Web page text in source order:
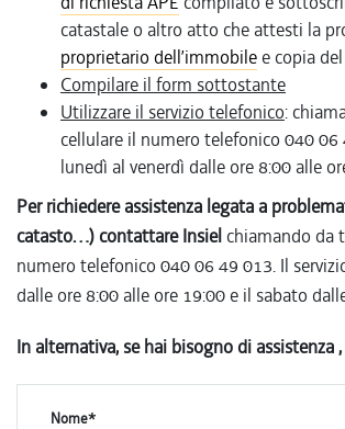
catastale o altro atto che attesti la
proprietario dell’immobilee copia
Compilare il form sottostante
Utilizzare il servizio telefonico:
cellulare il numero telefonico 040 06
lunedì al venerdì dalle ore 8:00 alle
Per richiedere assistenza legata a
catasto…) contattare Insiel chiamando da
numero telefonico 040 06 49 013. Il
dalle ore 8:00 alle ore 19:00 e il sabato
In alternativa, se hai bisogno di
Nome*